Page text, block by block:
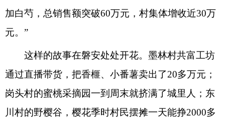
加白芍，总销售额突破60万元，村集体增收近30万
元。”
这样的故事在磐安处处开花。墨林村共富工坊
通过直播带货，把香榧、小番薯卖出了20多万元；
岗头村的蜜桃采摘园一到周末就挤满了城里人；东
川村的野樱谷，樱花季时村民摆摊一天能挣2000多